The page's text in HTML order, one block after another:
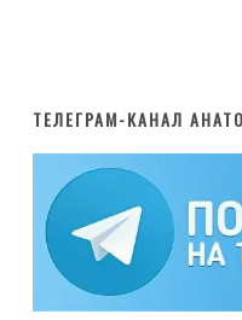
ТЕЛЕГРАМ-КАНАЛ